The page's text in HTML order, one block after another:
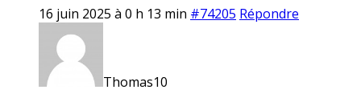
16 juin 2025 à 0 h 13 min #74205 Répondre
Thomas10